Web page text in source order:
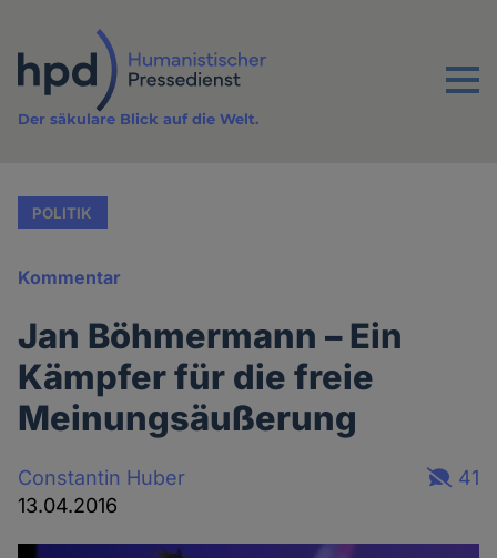
Inhalt
Menu
Der säkulare Blick auf die Welt.
POLITIK
Kommentar
Jan Böhmermann – Ein
Kämpfer für die freie
Meinungsäußerung
Constantin Huber
13.04.2016
41